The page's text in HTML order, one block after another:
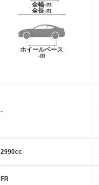
全幅-m
全長-m
ホイールベース
-m
-
2990cc
FR